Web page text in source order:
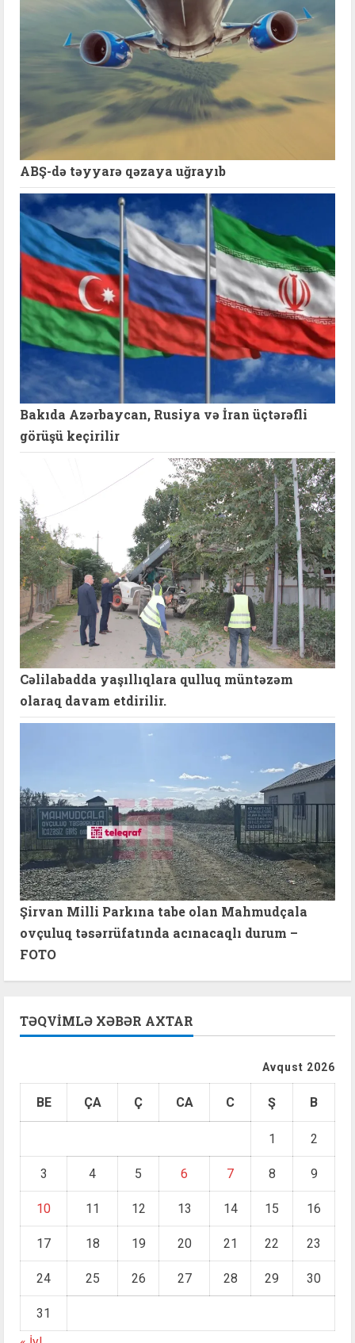
ABŞ-də təyyarə qəzaya uğrayıb
Bakıda Azərbaycan, Rusiya və İran üçtərəfli
görüşü keçirilir
Cəlilabadda yaşıllıqlara qulluq müntəzəm
olaraq davam etdirilir.
Şirvan Milli Parkına tabe olan Mahmudçala
ovçuluq təsərrüfatında acınacaqlı durum –
FOTO
TƏQVIMLƏ XƏBƏR AXTAR
Avqust 2026
BE ÇA Ç CA C Ş B
1 2
3 4 5 6 7 8 9
10 11 12 13 14 15 16
17 18 19 20 21 22 23
24 25 26 27 28 29 30
31